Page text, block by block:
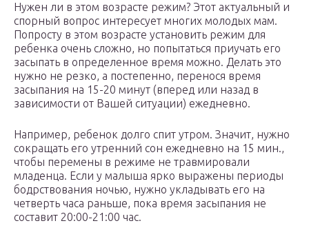
Нужен ли в этом возрасте режим? Этот актуальный и
спорный вопрос интересует многих молодых мам.
Попросту в этом возрасте установить режим для
ребенка очень сложно, но попытаться приучать его
засыпать в определенное время можно. Делать это
нужно не резко, а постепенно, перенося время
засыпания на 15-20 минут (вперед или назад в
зависимости от Вашей ситуации) ежедневно.
Например, ребенок долго спит утром. Значит, нужно
сокращать его утренний сон ежедневно на 15 мин.,
чтобы перемены в режиме не травмировали
младенца. Если у малыша ярко выражены периоды
бодрствования ночью, нужно укладывать его на
четверть часа раньше, пока время засыпания не
составит 20:00-21:00 час.